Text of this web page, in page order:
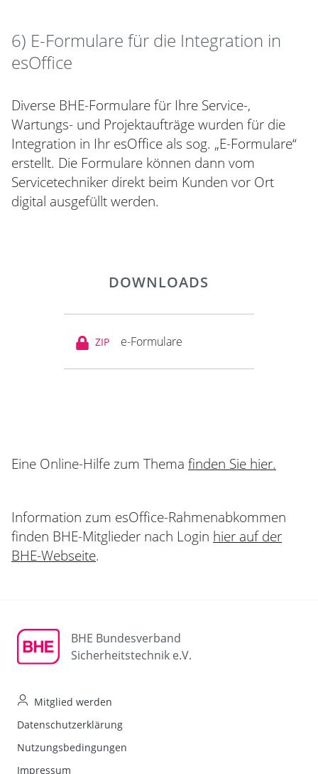
6) E-Formulare für die Integration in
esOffice
Diverse BHE-Formulare für Ihre Service-,
Wartungs- und Projektaufträge wurden für die
Integration in Ihr esOffice als sog. „E-Formulare“
erstellt. Die Formulare können dann vom
Servicetechniker direkt beim Kunden vor Ort
digital ausgefüllt werden.
DOWNLOADS
ZIP e-Formulare
Eine Online-Hilfe zum Thema finden Sie hier.
Information zum esOffice-Rahmenabkommen
finden BHE-Mitglieder nach Login hier auf der
BHE-Webseite.
BHE Bundesverband
Sicherheitstechnik e.V.
Mitglied werden
Datenschutzerklärung
Nutzungsbedingungen
Impressum